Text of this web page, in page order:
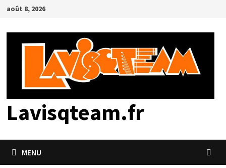
Passer
contenu
août 8, 2026
Lavisqteam.fr
MENU